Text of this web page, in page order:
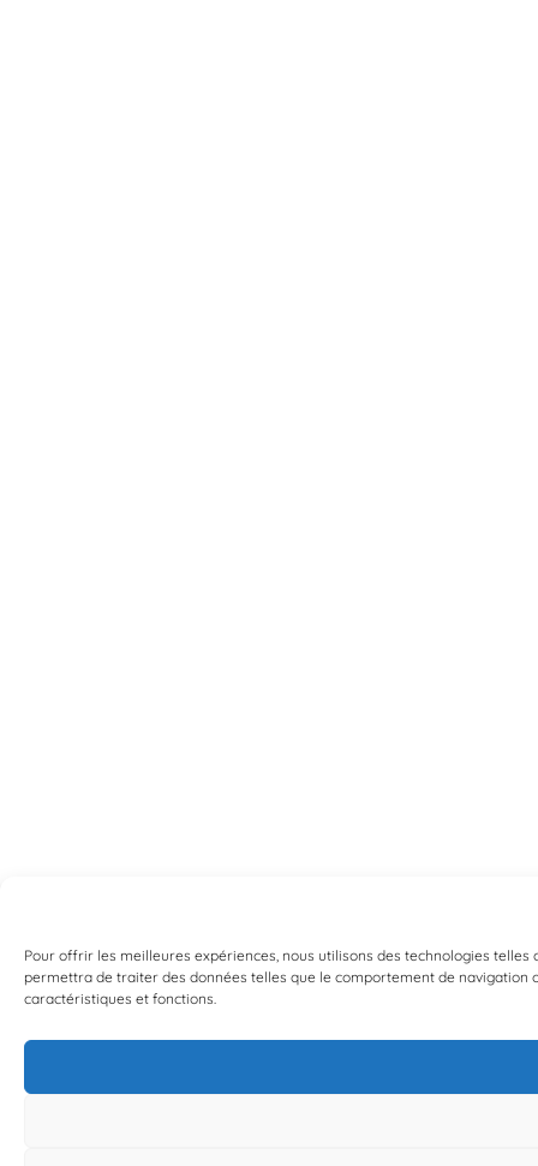
Pour offrir les meilleures expériences, nous utilisons des technologies
permettra de traiter des données telles que le comportement de
caractéristiques et fonctions.